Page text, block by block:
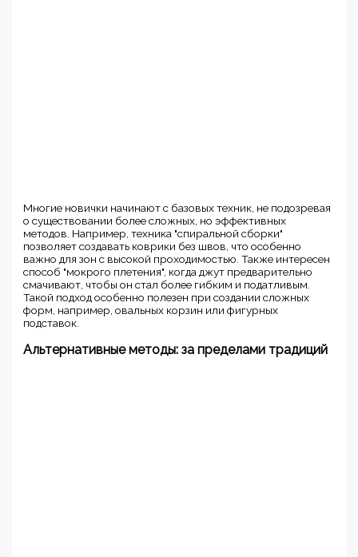
Многие новички начинают с базовых техник, не подозревая
о существовании более сложных, но эффективных
методов. Например, техника "спиральной сборки"
позволяет создавать коврики без швов, что особенно
важно для зон с высокой проходимостью. Также интересен
способ "мокрого плетения", когда джут предварительно
смачивают, чтобы он стал более гибким и податливым.
Такой подход особенно полезен при создании сложных
форм, например, овальных корзин или фигурных
подставок.
Альтернативные методы: за пределами традиций